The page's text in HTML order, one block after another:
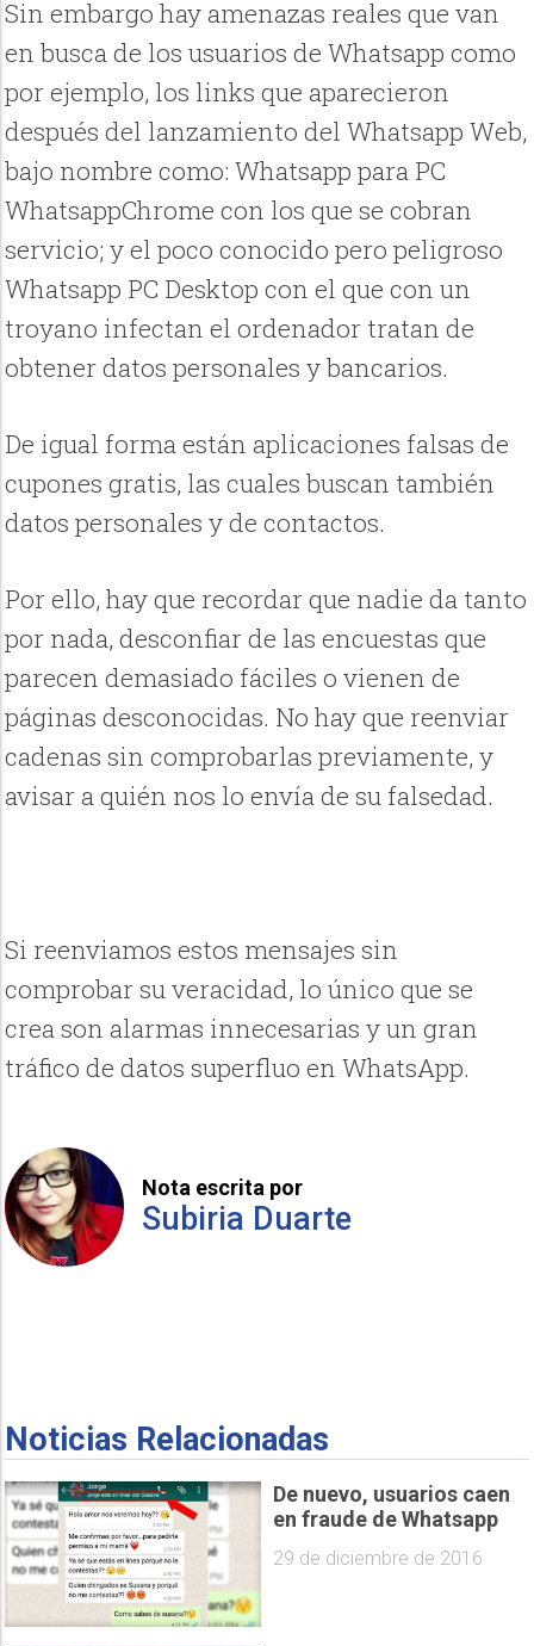
Sin embargo hay amenazas reales que van
en busca de los usuarios de Whatsapp como
por ejemplo, los links que aparecieron
después del lanzamiento del Whatsapp Web,
bajo nombre como: Whatsapp para PC
WhatsappChrome con los que se cobran
servicio; y el poco conocido pero peligroso
Whatsapp PC Desktop con el que con un
troyano infectan el ordenador tratan de
obtener datos personales y bancarios.
De igual forma están aplicaciones falsas de
cupones gratis, las cuales buscan también
datos personales y de contactos.
Por ello, hay que recordar que nadie da tanto
por nada, desconfiar de las encuestas que
parecen demasiado fáciles o vienen de
páginas desconocidas. No hay que reenviar
cadenas sin comprobarlas previamente, y
avisar a quién nos lo envía de su falsedad.
Si reenviamos estos mensajes sin
comprobar su veracidad, lo único que se
crea son alarmas innecesarias y un gran
tráfico de datos superfluo en WhatsApp.
Nota escrita por
Subiria Duarte
Noticias Relacionadas
De nuevo, usuarios caen
en fraude de Whatsapp
29 de diciembre de 2016